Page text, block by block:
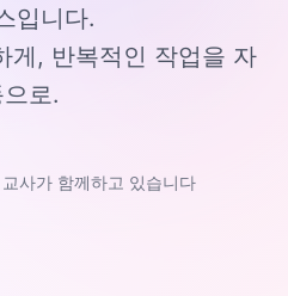
입니다.
게, 반복적인 작업을 자
로.
사가 함께하고 있습니다